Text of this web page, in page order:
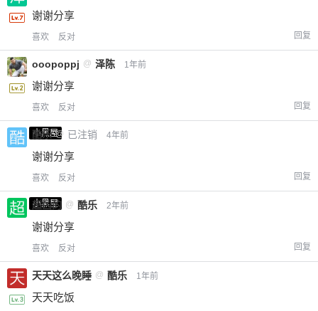
谢谢分享
喜欢 反对 回复
ooopoppj @ 泽陈 1年前
谢谢分享
喜欢 反对 回复
小黑屋
酷乐 @ 已注销 4年前
谢谢分享
喜欢 反对 回复
小黑屋
超凶的 @ 酷乐 2年前
谢谢分享
喜欢 反对 回复
天天这么晚睡 @ 酷乐 1年前
天天吃饭